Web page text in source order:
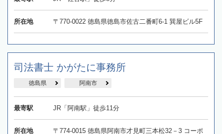
所在地 〒770-0022 徳島県徳島市佐古二番町6-1 巽屋ビル5F
司法書士 かがたに事務所
徳島県 阿南市
最寄駅 JR「阿南駅」徒歩11分
所在地
〒774-0015 徳島県阿南市才見町三本松32－3 コーポ